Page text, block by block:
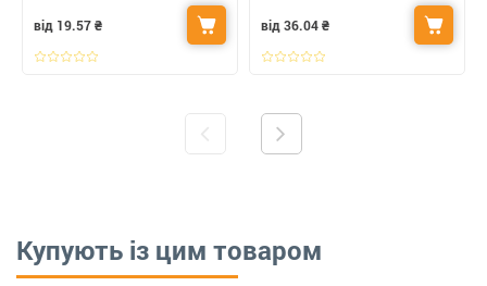
від 19.57₴
від 36.04₴
Купують із цим товаром